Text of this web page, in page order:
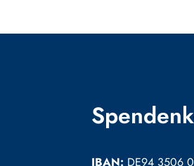
IBAN: DE94 3506